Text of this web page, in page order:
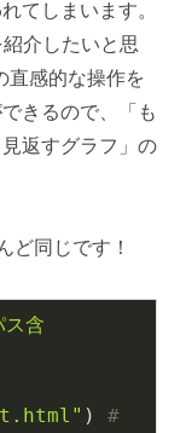
てしまいます。
介したいと思
直感的な操作を
きるので、「も
返すグラフ」の
同じです！
含
) #